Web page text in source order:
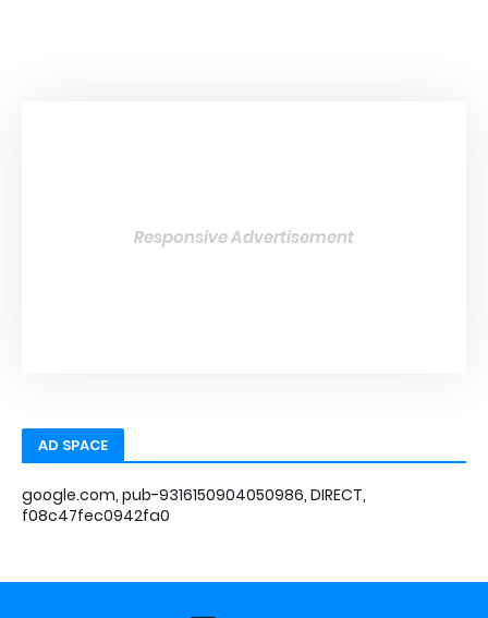
Responsive Advertisement
AD SPACE
google.com, pub-9316150904050986, DIRECT,
f08c47fec0942fa0